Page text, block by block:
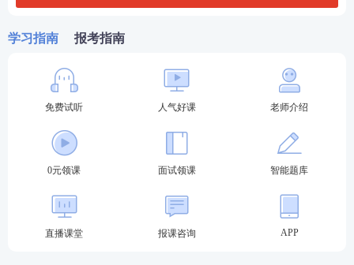
否成功。未经审核或审核不通过的考生，不能网上支
付考试费。审核通过、逾期未在网上缴纳考试费的考
费成功后，考生报名成功，无论是否实际到考，考试
费不予退还。
第十步：打印准考证。成功报名的考生可于2023年9
月11日00：00—16日18：00登录网报系统，根据提示
直接打印成准考证。确有困难无法打印者，可到所属
考区教育考试机构申请免费打印领取准考证。
学习指南 报考指南
免费试听 人气好课 老师介绍
0元领课 面试领课 智能题库
直播课堂 报课咨询 APP